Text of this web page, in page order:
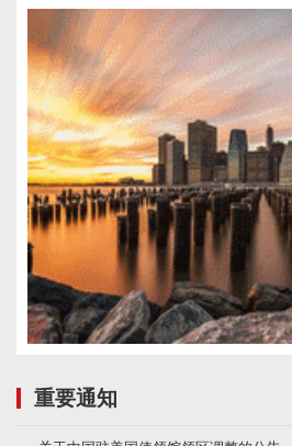
重要通知